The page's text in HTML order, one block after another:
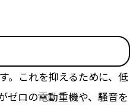
。これを抑えるために、低
ゼロの電動重機や、騒音を